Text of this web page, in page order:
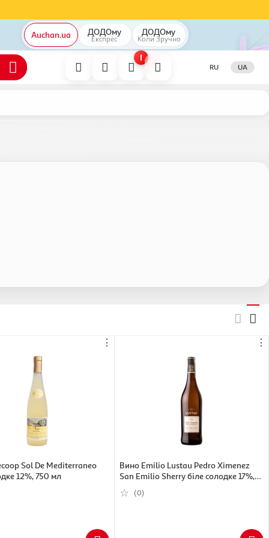
Auchan.ua ДОДОму
Експрес
ДОДОму
Коли Зручно
!
RU UA
⋮
Sol De Mediterraneo
12%, 750 мл
⋮
Вино Emilio Lustau Pedro Ximenez
San Emilio Sherry біле солодке 17%,
750 мл
(0)